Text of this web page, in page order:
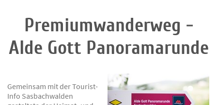
Premiumwanderweg -
Alde Gott Panoramarunde
Gemeinsam mit der Tourist-
Info Sasbachwalden